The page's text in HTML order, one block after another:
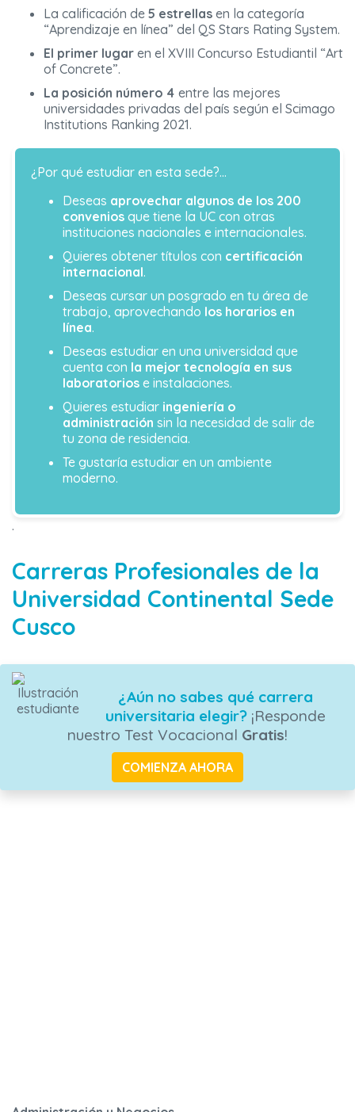
La calificación de 5 estrellas en la categoría
“Aprendizaje en línea” del QS Stars Rating System.
El primer lugar en el XVIII Concurso Estudiantil “Art
of Concrete”.
La posición número 4 entre las mejores
universidades privadas del país según el Scimago
Institutions Ranking 2021.
¿Por qué estudiar en esta sede?…
Deseas aprovechar algunos de los 200
convenios que tiene la UC con otras
instituciones nacionales e internacionales.
Quieres obtener títulos con certificación
internacional.
Deseas cursar un posgrado en tu área de
trabajo, aprovechando los horarios en
línea.
Deseas estudiar en una universidad que
cuenta con la mejor tecnología en sus
laboratorios e instalaciones.
Quieres estudiar ingeniería o
administración sin la necesidad de salir de
tu zona de residencia.
Te gustaría estudiar en un ambiente
moderno.
.
Carreras Profesionales de la
Universidad Continental Sede
Cusco
¿Aún no sabes qué carrera
universitaria elegir?¡Responde
nuestro Test Vocacional Gratis!
COMIENZA AHORA